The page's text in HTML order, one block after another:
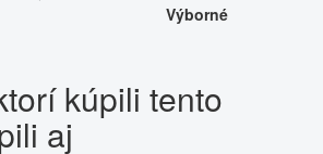
Výborné
kúpili tento
aj